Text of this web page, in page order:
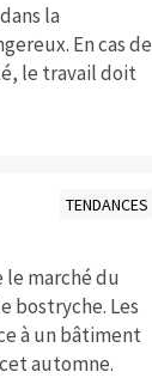
la
En cas de
le travail doit
TENDANCES
le marché du
bostryche. Les
à un bâtiment
automne.